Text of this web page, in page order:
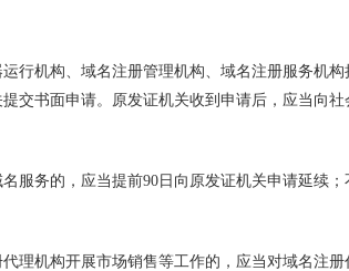
行机构、域名注册管理机构、域名注册服务机
交书面申请。原发证机关收到申请后，应当向
服务的，应当提前90日向原发证机关申请延续
理机构开展市场销售等工作的，应当对域名注